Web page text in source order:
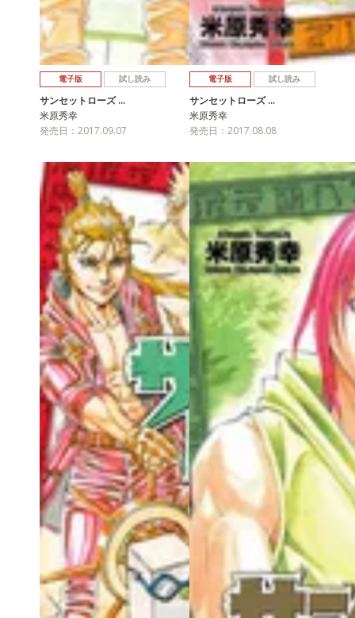
電子版 試し読み
サンセットローズ …
米原秀幸
発売日：2017.09.07
電子版 試し読み
サンセットローズ …
米原秀幸
発売日：2017.08.08